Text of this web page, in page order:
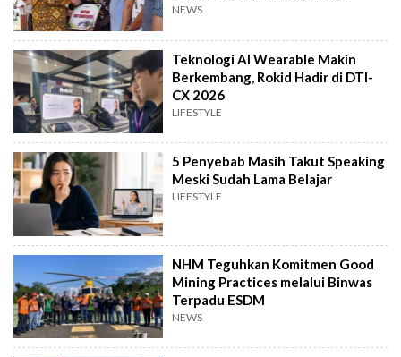
Produksi
NEWS
Teknologi AI Wearable Makin
Berkembang, Rokid Hadir di DTI-
CX 2026
LIFESTYLE
5 Penyebab Masih Takut Speaking
Meski Sudah Lama Belajar
LIFESTYLE
NHM Teguhkan Komitmen Good
Mining Practices melalui Binwas
Terpadu ESDM
NEWS